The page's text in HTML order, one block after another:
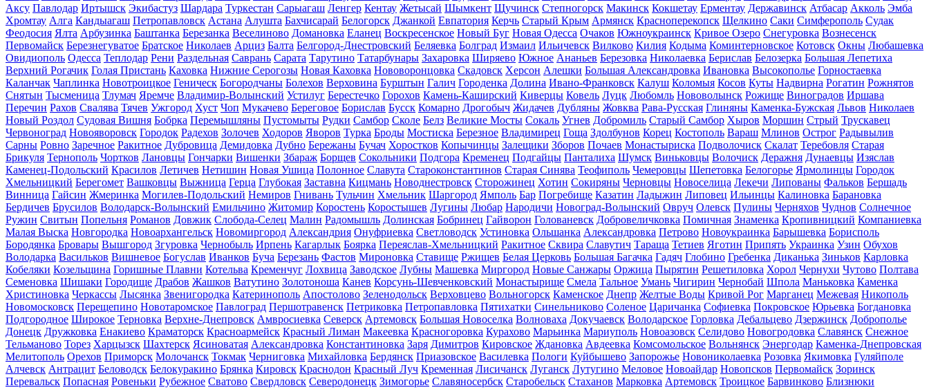
Аксу Павлодар Иртышск Экибастуз Шардара Туркестан Сарыагаш Ленгер Кентау Жетысай Шымкент Щучинск Степногорск Макинск Кокшетау Ерментау Державинск Атбасар Акколь Эмба
Хромтау Алга Кандыагаш Петропавловск Астана Алушта Бахчисарай Белогорск Джанкой Евпатория Керчь Старый Крым Армянск Красноперекопск Щелкино Саки Симферополь Судак
Феодосия Ялта Арбузинка Баштанка Березанка Веселиново Домановка Еланец Воскресенское Новый Буг Новая Одесса Очаков Южноукраинск Кривое Озеро Снегуровка Вознесенск
Первомайск Березнегуватое Братское Николаев Арциз Балта Белгород-Днестровский Беляевка Болград Измаил Ильичевск Вилково Килия Кодыма Коминтерновское Котовск Окны Любашевка
Овидиополь Одесса Теплодар Рени Раздельная Саврань Сарата Тарутино Татарбунары Захаровка Ширяево Южное Ананьев Березовка Николаевка Берислав Белозерка Большая Лепетиха
Верхний Рогачик Голая Пристань Каховка Нижние Серогозы Новая Каховка Нововоронцовка Скадовск Херсон Алешки Большая Александровка Ивановка Высокополье Горностаевка
Каланчак Чаплинка Новотроицкое Геническ Богородчаны Болехов Верховина Бурштын Галич Городенка Долина Ивано-Франковск Калуш Коломыя Косов Куты Надвирна Рогатин Рожнятов
Снятын Тысменица Тлумач Яремче Владимир-Волынский Устилуг Берестечко Горохов Камень-Каширский Киверцы Ковель Луцк Любомль Нововолынск Рожище Виноградов Иршава
Перечин Рахов Свалява Тячев Ужгород Хуст Чоп Мукачево Береговое Борислав Бусск Комарно Дрогобыч Жидачев Дубляны Жовква Рава-Русская Глиняны Каменка-Бужская Львов Николаев
Новый Роздол Судовая Вишня Бобрка Перемышляны Пустомыты Рудки Самбор Сколе Белз Великие Мосты Сокаль Угнев Добромиль Старый Самбор Хыров Моршин Стрый Трускавец
Червоноград Новояворовск Городок Радехов Золочев Ходоров Яворов Турка Броды Мостиска Березное Владимирец Гоща Здолбунов Корец Костополь Вараш Млинов Острог Радывылив
Сарны Ровно Заречное Ракитное Дубровица Демидовка Дубно Бережаны Бучач Хоростков Копычинцы Залещики Зборов Почаев Монастыриска Подволочиск Скалат Теребовля Старая
Брикуля Тернополь Чортков Лановцы Гончарки Вишенки Збараж Борщев Сокольники Подгора Кременец Подгайцы Панталиха Шумск Виньковцы Волочиск Деражня Дунаевцы Изяслав
Каменец-Подольский Красилов Летичев Нетишин Новая Ушица Полонное Славута Староконстантинов Старая Синява Теофиполь Чемеровцы Шепетовка Белогорье Ярмолинцы Городок
Хмельницкий Берегомет Вашковцы Выжница Герца Глубокая Заставна Кицмань Новоднестровск Сторожинец Хотин Сокиряны Черновцы Новоселица Лекечи Липованы Фальков Бершадь
Винница Гайсин Жмеринка Могилев-Подольский Немиров Гнивань Тульчин Хмельник Шаргород Ямполь Бар Погребище Казатин Ладыжин Липовец Ильинцы Калиновка Барановка
Бердичев Брусилов Володарск-Волынский Емильчино Житомир Коростень Коростышев Лугины Любар Народичи Новоград-Волынский Овруч Олевск Пулины Черняхов Чуднов Солнечное
Ружин Свитын Попельня Романов Довжик Слобода-Селец Малин Радомышль Долинская Бобринец Гайворон Голованевск Добровеличковка Помичная Знаменка Кропивницкий Компаниевка
Малая Выска Новгородка Новоархангельск Новомиргород Александрия Онуфриевка Светловодск Устиновка Ольшанка Александровка Петрово Новоукраинка Барышевка Борисполь
Бородянка Бровары Вышгород Згуровка Чернобыль Ирпень Кагарлык Боярка Переяслав-Хмельницкий Ракитное Сквира Славутич Тараща Тетиев Яготин Припять Украинка Узин Обухов
Володарка Васильков Вишневое Богуслав Иванков Буча Березань Фастов Мироновка Ставище Ржищев Белая Церковь Большая Багачка Гадяч Глобино Гребенка Диканька Зиньков Карловка
Кобеляки Козельщина Горишные Плавни Котельва Кременчуг Лохвица Заводское Лубны Машевка Миргород Новые Санжары Оржица Пырятин Решетиловка Хорол Чернухи Чутово Полтава
Семеновка Шишаки Городище Драбов Жашков Ватутино Золотоноша Канев Корсунь-Шевченковский Монастырище Смела Тальное Умань Чигирин Чернобай Шпола Маньковка Каменка
Христиновка Черкассы Лысянка Звенигородка Катеринополь Апостолово Зеленодольск Верховцево Вольногорск Каменское Днепр Желтые Воды Кривой Рог Марганец Межевая Никополь
Новомосковск Перещепино Новотаромское Павлоград Першотравенск Петриковка Петропавловка Пятихатки Синельниково Соленое Царичанка Софиевка Покровское Юрьевка Богдановка
Подгородное Широкое Терновка Верхне-Днепровск Амвросиевка Северск Артемовск Большая Новоселка Волноваха Докучаевск Володарское Горловка Дебальцево Дзержинск Доброполье
Донецк Дружковка Енакиево Краматорск Красноармейск Красный Лиман Макеевка Красногоровка Курахово Марьинка Мариуполь Новоазовск Селидово Новогродовка Славянск Снежное
Тельманово Торез Харцызск Шахтерск Ясиноватая Александровка Константиновка Заря Димитров Кировское Ждановка Авдеевка Комсомольское Вольнянск Энергодар Каменка-Днепровская
Мелитополь Орехов Приморск Молочанск Токмак Черниговка Михайловка Бердянск Приазовское Василевка Пологи Куйбышево Запорожье Новониколаевка Розовка Якимовка Гуляйполе
Алчевск Антрацит Беловодск Белокуракино Брянка Кировск Краснодон Красный Луч Кременная Лисичанск Луганск Лутугино Меловое Новоайдар Новопсков Первомайск Зоринск
Перевальск Попасная Ровеньки Рубежное Сватово Свердловск Северодонецк Зимогорье Славяносербск Старобельск Стаханов Марковка Артемовск Троицкое Барвинково Близнюки